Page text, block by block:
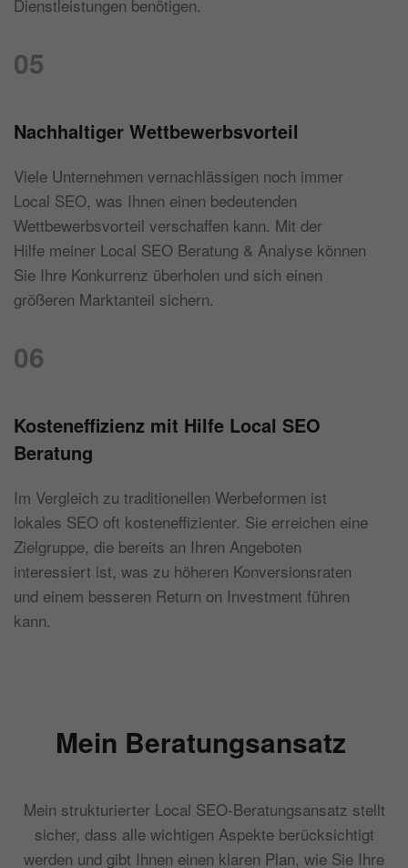
Dienstleistungen benötigen.
05
Nachhaltiger Wettbewerbsvorteil
Viele Unternehmen vernachlässigen noch immer
Local SEO, was Ihnen einen bedeutenden
Wettbewerbsvorteil verschaffen kann. Mit der
Hilfe meiner Local SEO Beratung & Analyse können
Sie Ihre Konkurrenz überholen und sich einen
größeren Marktanteil sichern.
06
Kosteneffizienz mit Hilfe Local SEO
Beratung
Im Vergleich zu traditionellen Werbeformen ist
lokales SEO oft kosteneffizienter. Sie erreichen eine
Zielgruppe, die bereits an Ihren Angeboten
interessiert ist, was zu höheren Konversionsraten
und einem besseren Return on Investment führen
kann.
Mein Beratungsansatz
Mein strukturierter Local SEO-Beratungsansatz stellt
sicher, dass alle wichtigen Aspekte berücksichtigt
werden und gibt Ihnen einen klaren Plan, wie Sie Ihre